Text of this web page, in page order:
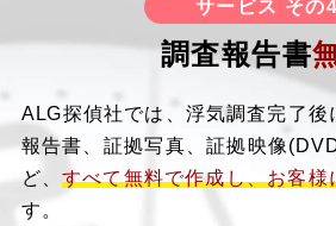
サービス その4
調査報告書
ALG探偵社では、浮気調査完了後
報告書、証拠写真、証拠映像
ど、 すべて無料で作成し、お客様
す。